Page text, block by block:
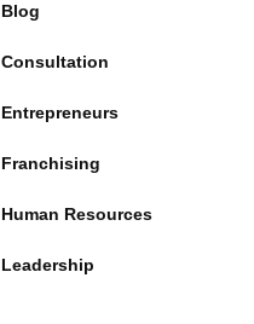
Blog
Consultation
Entrepreneurs
Franchising
Human Resources
Leadership